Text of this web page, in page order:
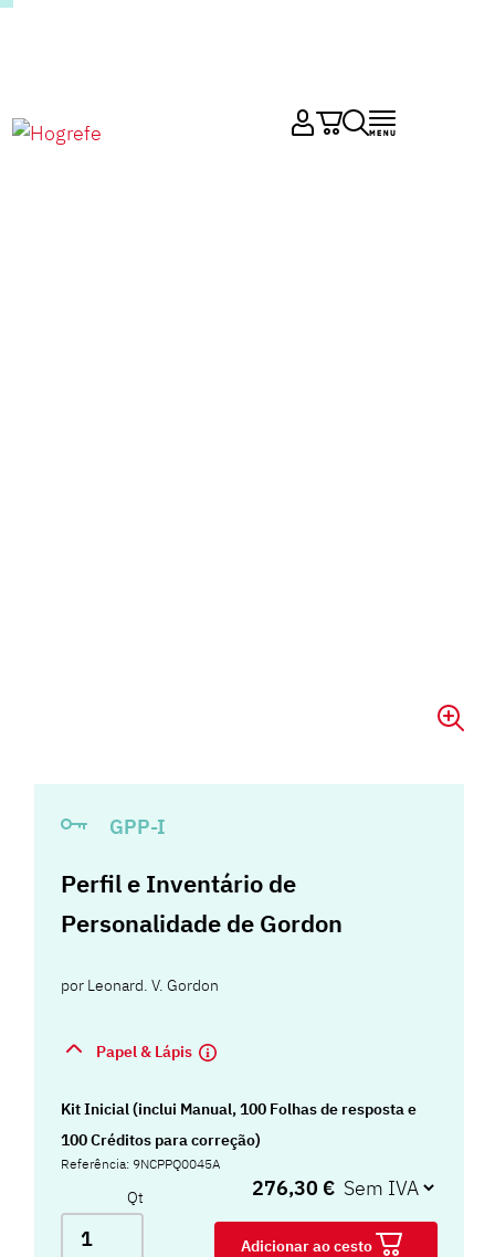
GPP-I
Perfil e Inventário de
Personalidade de Gordon
por Leonard. V. Gordon
Papel & Lápis
Kit Inicial (inclui Manual, 100 Folhas de resposta e
100 Créditos para correção)
Referência: 9NCPPQ0045A
Qt 276,30 €
Adicionar ao cesto